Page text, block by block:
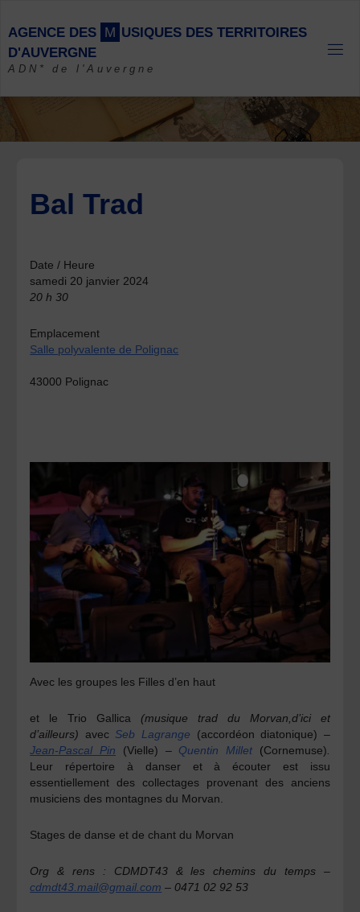
content
AGENCE DES M USIQUES DES TERRITOIRES
D'AUVERGNE
ADN* de l'Auvergne
Bal Trad
Date / Heure
samedi 20 janvier 2024
20 h 30
Emplacement
Salle polyvalente de Polignac
43000 Polignac
Avec les groupes les Filles d’en haut
et le Trio Gallica
(musique trad du Morvan,d’ici et
d’ailleurs) avec Seb Lagrange (accordéon diatonique) –
Jean-Pascal Pin (Vielle) – Quentin Millet (Cornemuse).
Leur répertoire à danser et à écouter est issu
essentiellement des collectages provenant des anciens
musiciens des montagnes du Morvan.
Stages de danse et de chant du Morvan
Org & rens : CDMDT43 & les chemins du temps –
cdmdt43.mail@gmail.com – 0471 02 92 53